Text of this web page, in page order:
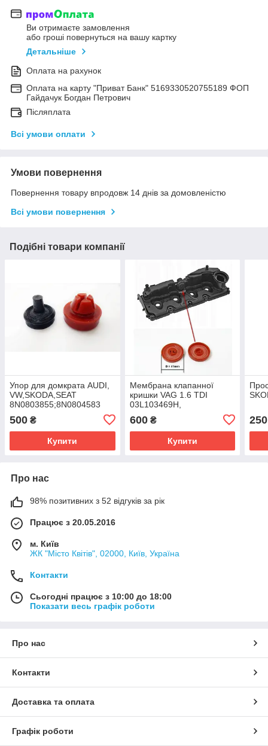
Ви отримаєте замовлення
або гроші повернуться на вашу картку
Детальніше
Оплата на рахунок
Оплата на карту "Приват Банк" 5169330520755189 ФОП
Гайдачук Богдан Петрович
Післяплата
Всі умови оплати
Умови повернення
Повернення товару впродовж 14 днів за домовленістю
Всі умови повернення
Подібні товари компанії
Упор для домкрата AUDI,
VW,SKODA,SEAT
8N0803855;8N0804583
500 ₴
Купити
Мембрана клапанної
кришки VAG 1.6 TDI
03L103469H,
600₴
Купити
250
Про нас
98% позитивних з 52 відгуків за рік
Працює з 20.05.2016
м. Київ
ЖК "Місто Квітів", 02000, Київ, Україна
Контакти
Сьогодні працює з 10:00 до 18:00
Показати весь графік роботи
Про нас
Контакти
Доставка та оплата
Графік роботи